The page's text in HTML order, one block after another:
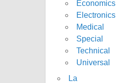
Economics
Electronics
Medical
Special
Technical
Universal
La